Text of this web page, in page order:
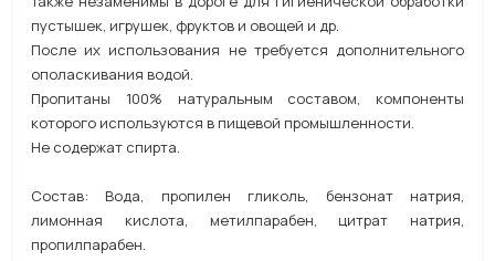
пустышек, игрушек, фруктов и овощей и др.
После их использования не требуется дополнительного
ополаскивания водой.
Пропитаны 100% натуральным составом, компоненты
которого используются в пищевой промышленности.
Не содержат спирта.
Состав: Вода, пропилен гликоль, бензонат натрия,
лимонная кислота, метилпарабен, цитрат натрия,
пропилпарабен.